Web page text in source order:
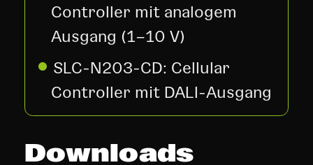
Controller mit analogem
Ausgang (1–10 V)
SLC-N203-CD: Cellular
Controller mit DALI-Ausgang
Downloads